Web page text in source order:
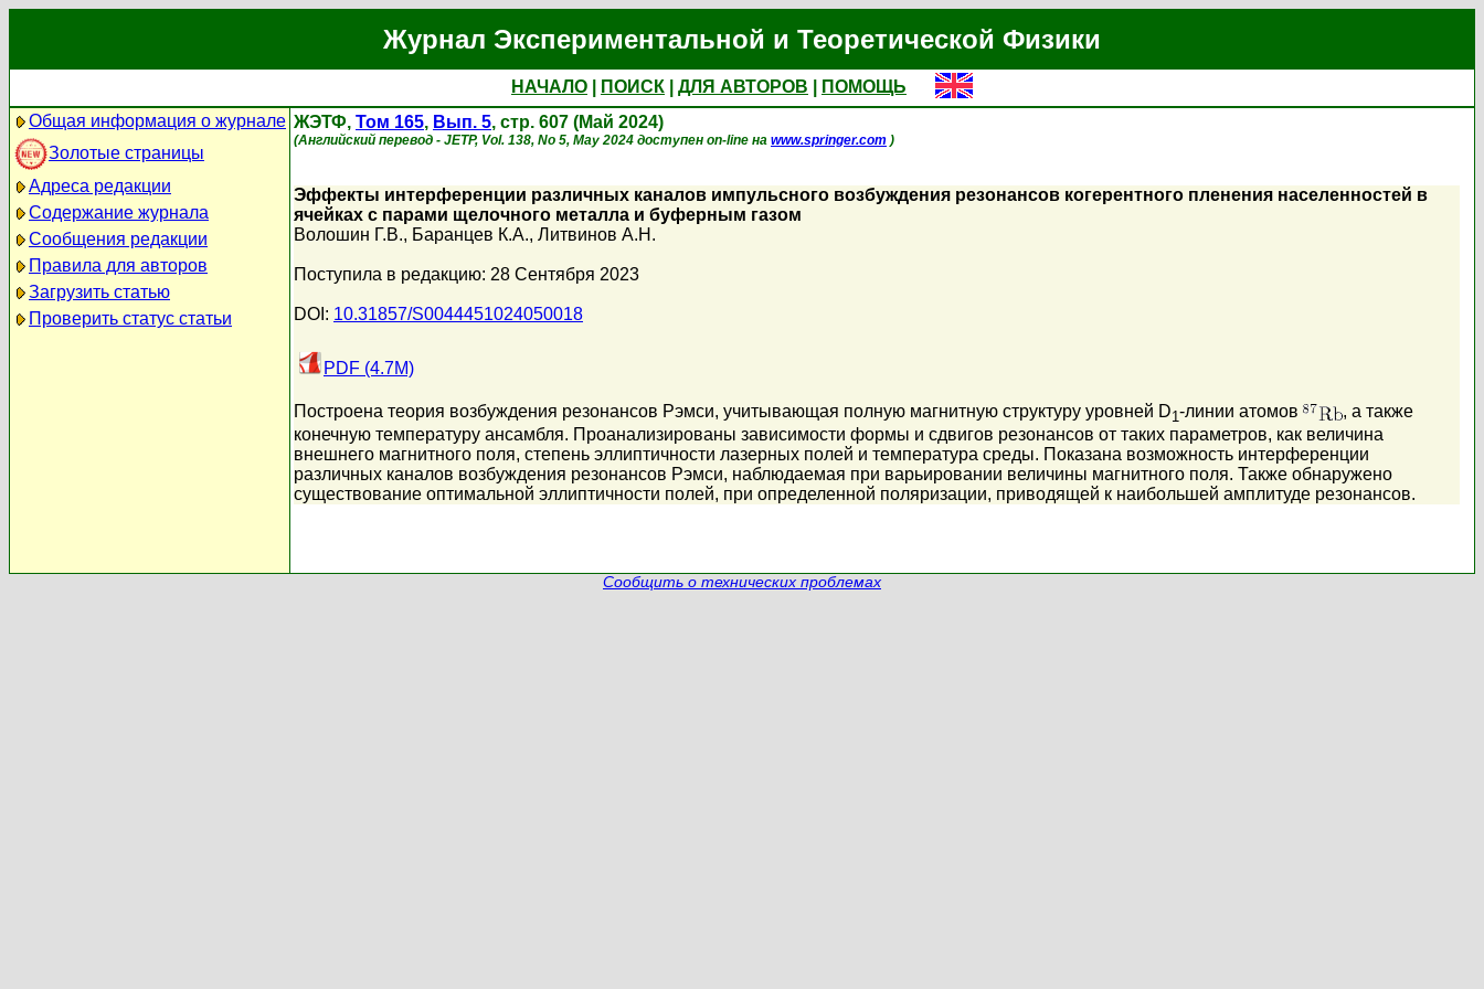
Журнал Экспериментальной и Теоретической Физики
НАЧАЛО ПОИСК ДЛЯ АВТОРОВ
ПОМОЩЬ
Общая информация о журнале
Золотые страницы
Адреса редакции
Содержание журнала
Сообщения редакции
Правила для авторов
Загрузить статью
Проверить статус статьи
ЖЭТФ, Том 165, Вып. 5, стр. 607 (Май 2024)
(Английский перевод - JETP, Vol. 138, No 5, May 2024 доступен on-line на www.springer.com )
Эффекты интерференции различных каналов импульсного возбуждения резонансов когерентного пленения населенностей в
ячейках с парами щелочного металла и буферным газом
Волошин Г.В., Баранцев К.А., Литвинов А.Н.
Поступила в редакцию: 28 Сентября 2023
DOI: 10.31857/S0044451024050018
PDF (4.7M)
Построена теория возбуждения резонансов Рэмси, учитывающая полную магнитную структуру уровней D1-линии атомов
, а также
конечную температуру ансамбля. Проанализированы зависимости формы и сдвигов резонансов от таких параметров, как величина
внешнего магнитного поля, степень эллиптичности лазерных полей и температура среды. Показана возможность интерференции
различных каналов возбуждения резонансов Рэмси, наблюдаемая при варьировании величины магнитного поля. Также обнаружено
существование оптимальной эллиптичности полей, при определенной поляризации, приводящей к наибольшей амплитуде резонансов.
Сообщить о технических проблемах